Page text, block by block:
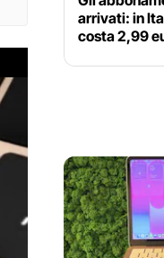
arrivati: in
costa 2,99